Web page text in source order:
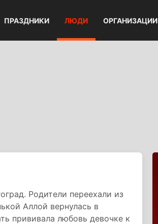
ПРАЗДНИКИ ЛЮДИ ОРГАНИЗАЦИИ
Родители переехали из
Аллой вернулась в
прививала любовь девочке к